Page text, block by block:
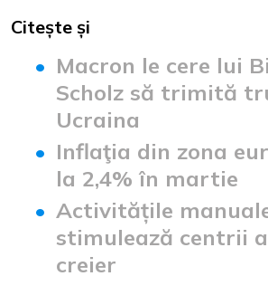
Citește și
Macron le cere lui
Scholz să trimită
Ucraina
Inflaţia din zona
la 2,4% în martie
Activitățile
stimulează centrii
creier